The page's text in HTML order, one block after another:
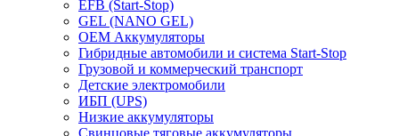
EFB (Start-Stop)
GEL (NANO GEL)
OEM Аккумуляторы
Гибридные автомобили и система Start-Stop
Грузовой и коммерческий транспорт
Детские электромобили
ИБП (UPS)
Низкие аккумуляторы
Свинцовые тяговые аккумуляторы